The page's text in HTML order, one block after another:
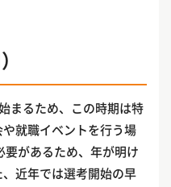
まるため、この時期は特
就職イベントを行う場
があるため、年が明け
近年では選考開始の早